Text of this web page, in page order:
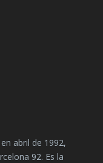
abril de 1992,
92. Es la